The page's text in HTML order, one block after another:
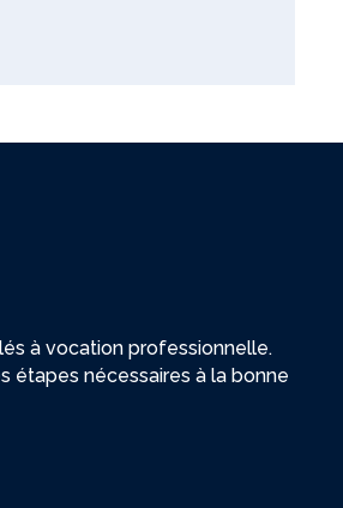
à vocation professionnelle.
nécessaires à la bonne